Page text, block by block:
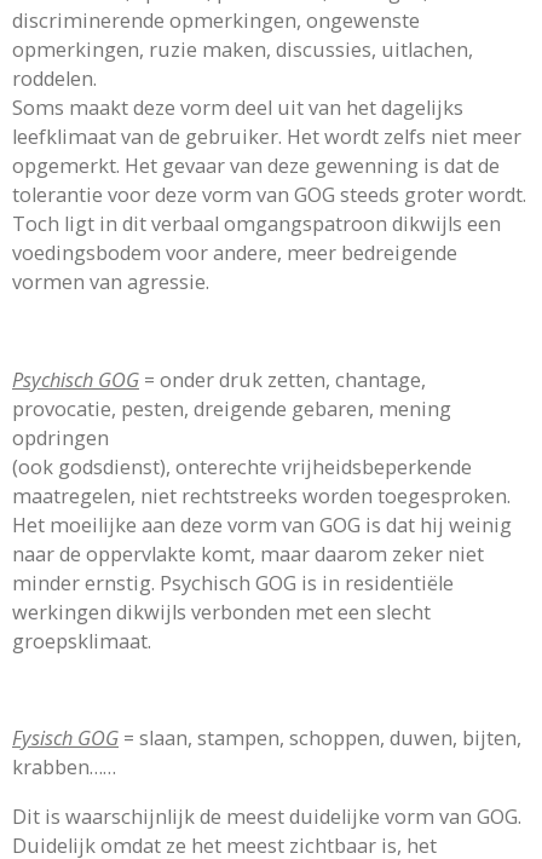
discriminerende opmerkingen, ongewenste
opmerkingen, ruzie maken, discussies, uitlachen,
roddelen.
Soms maakt deze vorm deel uit van het dagelijks
leefklimaat van de gebruiker. Het wordt zelfs niet meer
opgemerkt. Het gevaar van deze gewenning is dat de
tolerantie voor deze vorm van GOG steeds groter wordt.
Toch ligt in dit verbaal omgangspatroon dikwijls een
voedingsbodem voor andere, meer bedreigende
vormen van agressie.
Psychisch GOG = onder druk zetten, chantage,
provocatie, pesten, dreigende gebaren, mening
opdringen
(ook godsdienst), onterechte vrijheidsbeperkende
maatregelen, niet rechtstreeks worden toegesproken.
Het moeilijke aan deze vorm van GOG is dat hij weinig
naar de oppervlakte komt, maar daarom zeker niet
minder ernstig. Psychisch GOG is in residentiële
werkingen dikwijls verbonden met een slecht
groepsklimaat.
Fysisch GOG = slaan, stampen, schoppen, duwen, bijten,
krabben……
Dit is waarschijnlijk de meest duidelijke vorm van GOG.
Duidelijk omdat ze het meest zichtbaar is, het